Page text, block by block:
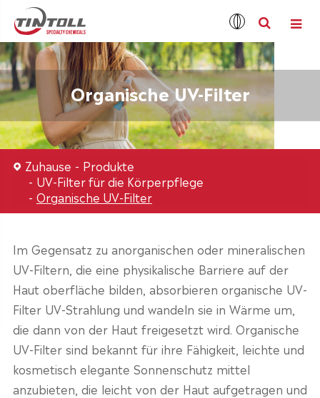
Organische UV-Filter
Zuhause
Produkte
UV-Filter für die Körperpflege
Organische UV-Filter
Im Gegensatz zu anorganischen oder mineralischen
UV-Filtern, die eine physikalische Barriere auf der
Haut oberfläche bilden, absorbieren organische UV-
Filter UV-Strahlung und wandeln sie in Wärme um,
die dann von der Haut freigesetzt wird. Organische
UV-Filter sind bekannt für ihre Fähigkeit, leichte und
kosmetisch elegante Sonnenschutz mittel
anzubieten, die leicht von der Haut aufgetragen und